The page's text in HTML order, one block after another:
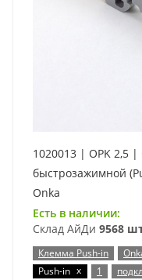
1020013 | OPK 2,5
быстрозажимной
Onka
Есть в наличии:
Склад АйДи 9568
Клемма Push-in
Push-in x 1